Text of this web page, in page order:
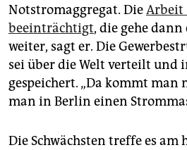
Notstromaggregat. DieArbeit
beeinträchtigt, die gehe
weiter, sagt er. Die
sei über die Welt verteilt und
gespeichert. „Da kommt man
man in Berlin einen
Die Schwächsten treffe es